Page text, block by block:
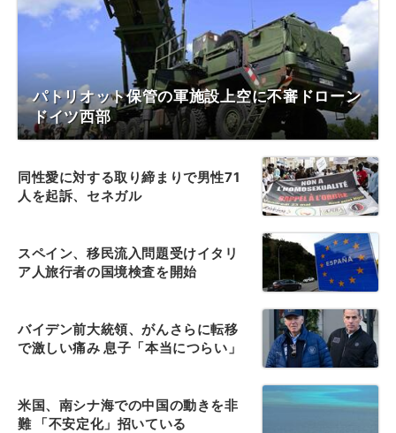
パトリオット保管の軍施設上空に不審ドローン
ドイツ西部
同性愛に対する取り締まりで男性71
人を起訴、セネガル
スペイン、移民流入問題受けイタリ
ア人旅行者の国境検査を開始
バイデン前大統領、がんさらに転移
で激しい痛み 息子「本当につらい」
米国、南シナ海での中国の動きを非
難 「不安定化」招いている